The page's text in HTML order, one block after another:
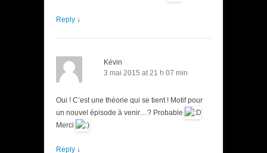
Reply ↓
Kévin
3 mai 2015 at 21 h 07 min
Oui ! C’est une théorie qui se tient ! Motif pour
un nouvel épisode à venir…? Probable
Merci
Reply ↓